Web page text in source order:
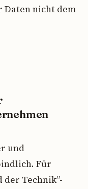
Daten nicht dem
und
Für
Technik”-